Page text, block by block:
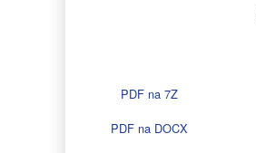
PDF na 7Z
PDF na DOCX